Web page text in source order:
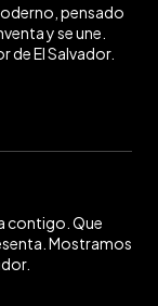
pensado
y se une.
de El Salvador.
contigo. Que
Mostramos